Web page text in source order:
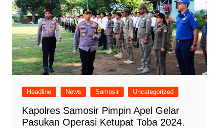
Headline News Samosir Uncategorized
Kapolres Samosir Pimpin Apel Gelar
Pasukan Operasi Ketupat Toba 2024.